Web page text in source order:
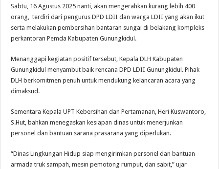
Sabtu, 16 Agustus 2025 nanti, akan mengerahkan kurang lebih 400
orang, terdiri dari pengurus DPD LDII dan warga LDII yang akan ikut
serta melakukan pembersihan bantaran sungai di belakang kompleks
perkantoran Pemda Kabupaten Gunungkidul.
Menanggapi kegiatan positif tersebut, Kepala DLH Kabupaten
Gunungkidul menyambut baik rencana DPD LDII Gunungkidul. Pihak
DLH berkomitmen penuh untuk mendukung kelancaran acara yang
dimaksud.
Sementara Kepala UPT Kebersihan dan Pertamanan, Heri Kuswantoro,
S.Hut, bahkan menegaskan kesiapan dinas untuk menerjunkan
personel dan bantuan sarana prasarana yang diperlukan.
“Dinas Lingkungan Hidup siap mengirimkan personel dan bantuan
armada truk sampah, mesin pemotong rumput, dan sabit,” ujar